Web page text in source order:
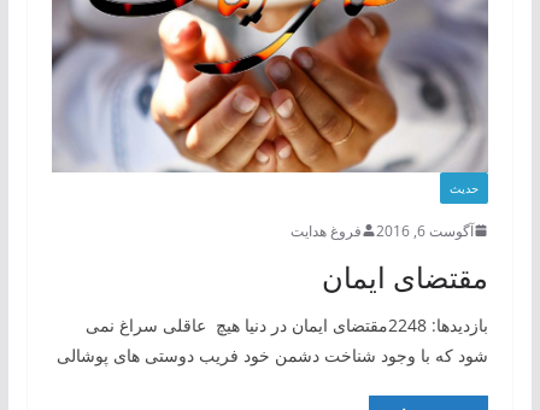
حدیث
آگوست 6, 2016 فروغ هدایت
مقتضای ایمان
بازدیدها: 2248مقتضای ایمان در دنیا هیچ عاقلی سراغ نمی
شود که با وجود شناخت دشمن خود فریب دوستی های پوشالی